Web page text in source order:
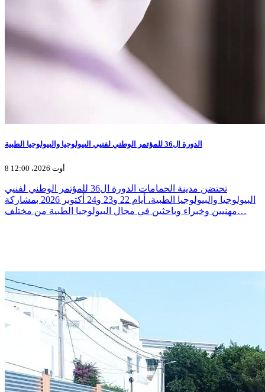
الدورة ال36 للمؤتمر الوطني لفنيي البيولوجيا والبيولوجيا الطبية
8 أوت 2026، 12:00
تحتضن مدينة الحمامات الدورة ال36 للمؤتمر الوطني لفنيي
البيولوجيا والبيولوجيا الطبية، أيام 22 و23 و24 أكتوبر 2026 بمشاركة
مهنيين وخبراء وباحثين في مجال البيولوجيا الطبية من مختلف…